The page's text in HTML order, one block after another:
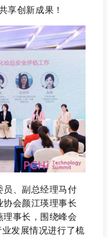
享创新成果！
、副总经理马付
会颜江瑛理事长
事长，围绕峰会
业发展情况进行了梳